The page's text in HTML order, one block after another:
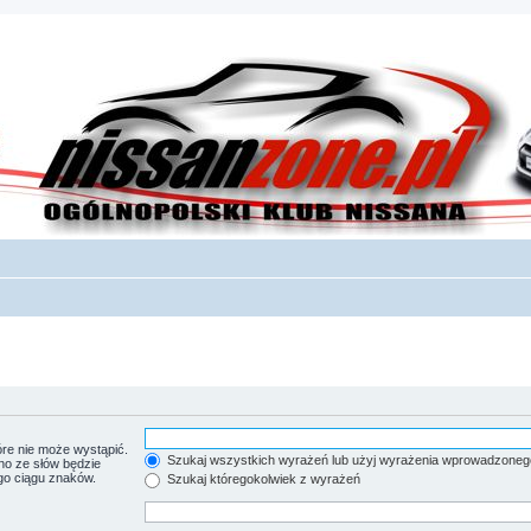
nie może wystąpić.
ze słów będzie
ciągu znaków.
Szukaj wszystkich wyrażeń lub użyj wyrażenia
Szukaj któregokolwiek z wyrażeń